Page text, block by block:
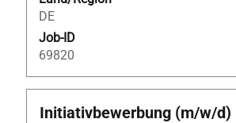
DE
Job-ID
69820
Stellenbezeichnung
Initiativbewerbung (m/w/d)
Drücken